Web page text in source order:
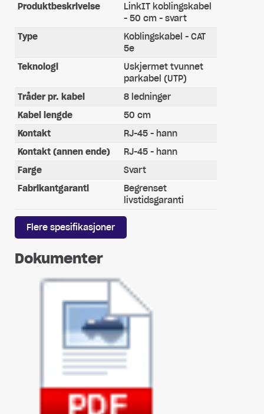
Produktbeskrivelse
LinkIT koblingskabel
- 50 cm - svart
Type
Koblingskabel - CAT
5e
Teknologi
Uskjermet tvunnet
parkabel (UTP)
Tråder pr. kabel
8 ledninger
Kabel lengde
50 cm
Kontakt
RJ-45 - hann
Kontakt (annen ende)
RJ-45 - hann
Farge
Svart
Fabrikantgaranti
Begrenset
livstidsgaranti
Flere spesifikasjoner
Dokumenter